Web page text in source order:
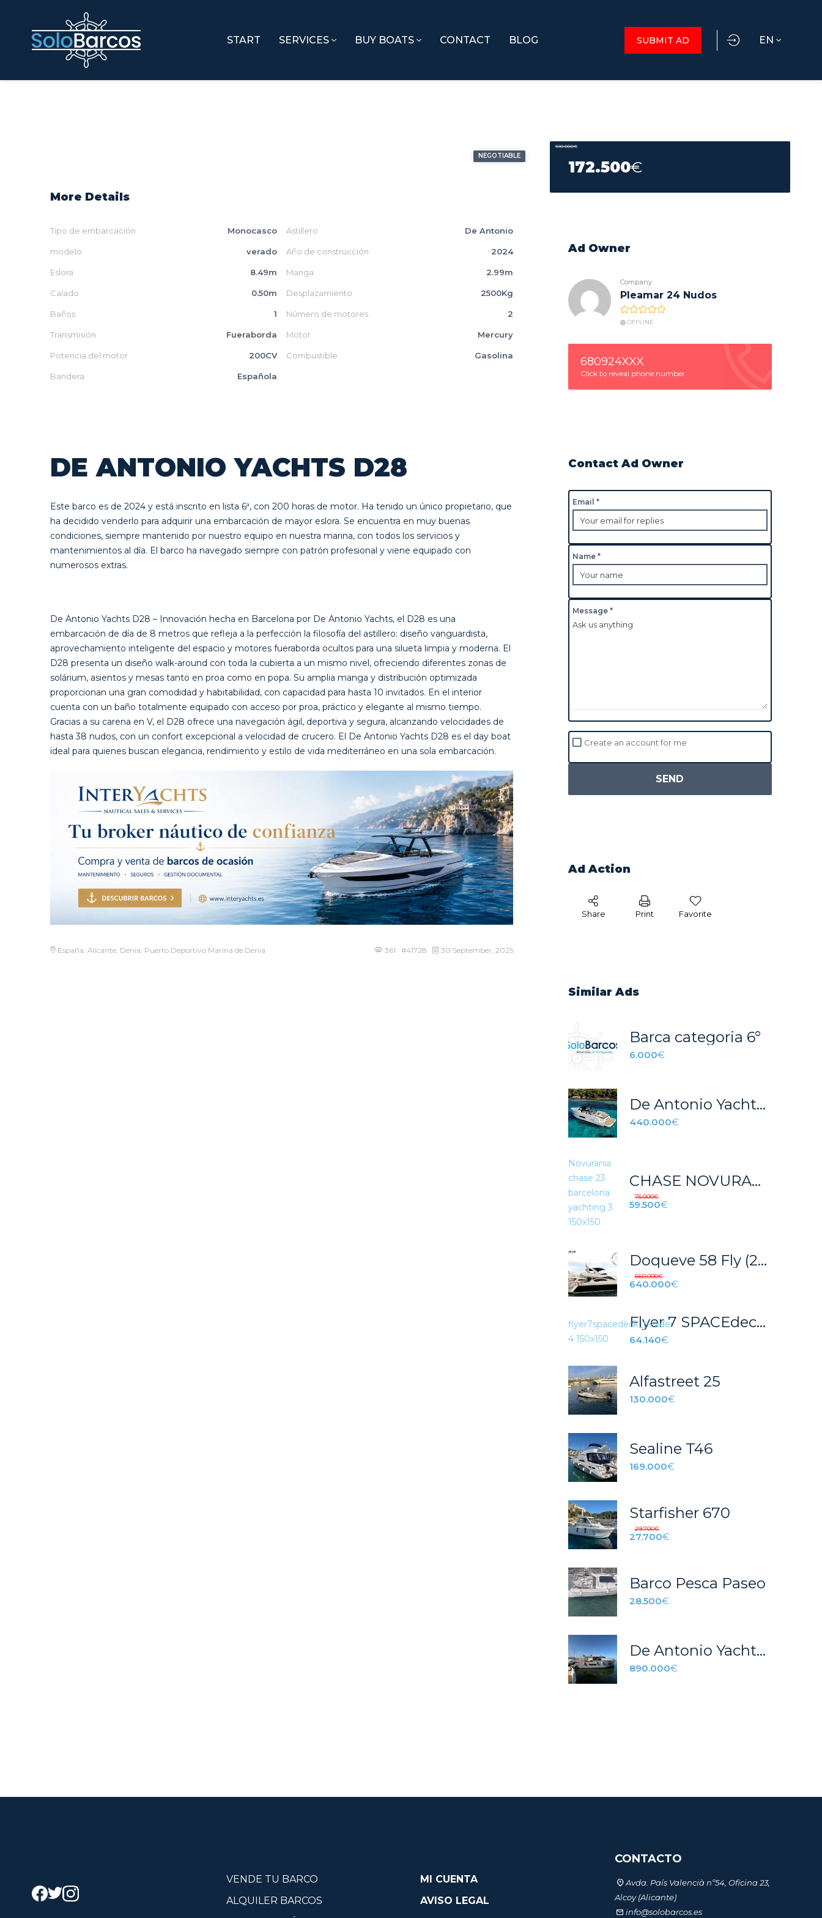
START SERVICES BUY BOATS CONTACT BLOG EN
SUBMIT AD
NEGOTIABLE
More Details
Tipo de embarcación Monocasco Astillero De Antonio
modelo verado Año de construcción 2024
Eslora 8.49m Manga 2.99m
Calado 0.50m Desplazamiento 2500Kg
Baños 1 Número de motores 2
Transmisión Fueraborda Motor Mercury
Potencia del motor 200CV Combustible Gasolina
Bandera Española
DE ANTONIO YACHTS D28
Este barco es de 2024 y está inscrito en lista 6ª, con 200 horas de motor. Ha tenido un único propietario, que
ha decidido venderlo para adquirir una embarcación de mayor eslora. Se encuentra en muy buenas
condiciones, siempre mantenido por nuestro equipo en nuestra marina, con todos los servicios y
mantenimientos al día. El barco ha navegado siempre con patrón profesional y viene equipado con
numerosos extras.
De Antonio Yachts D28 – Innovación hecha en Barcelona por De Antonio Yachts, el D28 es una
embarcación de día de 8 metros que refleja a la perfección la filosofía del astillero: diseño vanguardista,
aprovechamiento inteligente del espacio y motores fueraborda ocultos para una silueta limpia y moderna. El
D28 presenta un diseño walk-around con toda la cubierta a un mismo nivel, ofreciendo diferentes zonas de
solárium, asientos y mesas tanto en proa como en popa. Su amplia manga y distribución optimizada
proporcionan una gran comodidad y habitabilidad, con capacidad para hasta 10 invitados. En el interior
cuenta con un baño totalmente equipado con acceso por proa, práctico y elegante al mismo tiempo.
Gracias a su carena en V, el D28 ofrece una navegación ágil, deportiva y segura, alcanzando velocidades de
hasta 38 nudos, con un confort excepcional a velocidad de crucero. El De Antonio Yachts D28 es el day boat
ideal para quienes buscan elegancia, rendimiento y estilo de vida mediterráneo en una sola embarcación.
España, Alicante, Dénia, Puerto Deportivo Marina de Dénia 361 #41728 30 September, 2025
180.000€
172.500€
Ad Owner
Company
Pleamar 24 Nudos
OFFLINE
680924XXX
Click to reveal phone number
Contact Ad Owner
Email *
Name *
Message *
Create an account for me
SEND
Ad Action
Share Print Favorite
Similar Ads
Barca categoria 6°
6.000€
De Antonio Yachts D42 Prometheus
440.000€
CHASE NOVURANIA 23 – 2014, bandera española 6ª. Motor nuevo en 2021. IVA pagado.
75.000€
59.500€
Doqueve 58 Fly (2005)
660.000€
640.000€
Flyer 7 SPACEdeck – STOCK
64.140€
Alfastreet 25
130.000€
Sealine T46
169.000€
Starfisher 670
29.700€
27.700€
Barco Pesca Paseo
28.500€
De Antonio Yachts D50 coupe Pibon
890.000€
VENDE TU BARCO
ALQUILER BARCOS
MI CUENTA
AVISO LEGAL
CONTACTO
Avda. País Valencià nº54, Oficina 23,
Alcoy (Alicante)
info@solobarcos.es